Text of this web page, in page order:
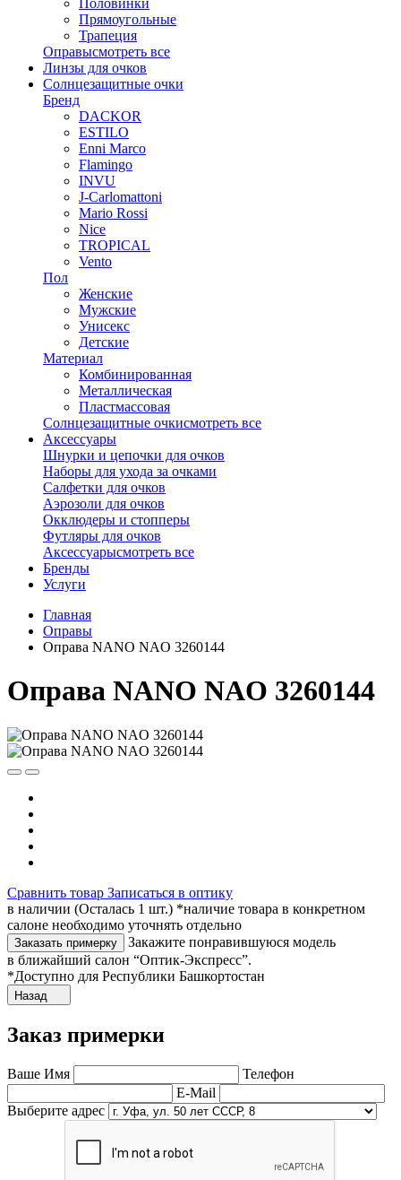
Прямоугольные
Трапеция
Оправысмотреть все
Линзы для очков
Солнцезащитные очки
Бренд
DACKOR
ESTILO
Enni Marco
Flamingo
INVU
J-Carlomattoni
Mario Rossi
Nice
TROPICAL
Vento
Пол
Женские
Мужские
Унисекс
Детские
Материал
Комбинированная
Металлическая
Пластмассовая
Солнцезащитные очкисмотреть все
Аксессуары
Шнурки и цепочки для очков
Наборы для ухода за очками
Салфетки для очков
Аэрозоли для очков
Окклюдеры и стопперы
Футляры для очков
Аксессуарысмотреть все
Бренды
Услуги
Главная
Оправы
Оправа NANO NAO 3260144
Оправа NANO NAO 3260144
Сравнить товар Записаться в оптику
в наличии (Осталась 1 шт.) *наличие товара в конкретном
салоне необходимо уточнять отдельно
Заказать примерку
Закажите понравившуюся модель
в ближайший салон “Оптик-Экспресс”.
*Доступно для Республики Башкортостан
Назад
Заказ примерки
Ваше Имя
Телефон
E-Mail
Выберите адрес